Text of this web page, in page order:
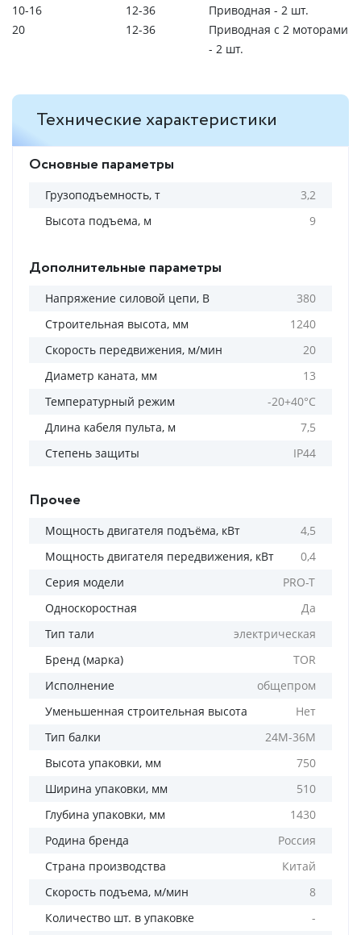
10-16
12-36
Приводная - 2 шт.
20
12-36
Приводная с 2 моторами
- 2 шт.
Технические характеристики
Основные параметры
Грузоподъемность, т
3,2
Высота подъема, м
9
Дополнительные параметры
Напряжение силовой цепи, В
380
Строительная высота, мм
1240
Скорость передвижения, м/мин
20
Диаметр каната, мм
13
Температурный режим
-20+40°С
Длина кабеля пульта, м
7,5
Степень защиты
IP44
Прочее
Мощность двигателя подъёма, кВт
4,5
Мощность двигателя передвижения, кВт
0,4
Серия модели
PRO-T
Односкоростная
Да
Тип тали
электрическая
Бренд (марка)
TOR
Исполнение
общепром
Уменьшенная строительная высота
Нет
Тип балки
24М-36М
Высота упаковки, мм
750
Ширина упаковки, мм
510
Глубина упаковки, мм
1430
Родина бренда
Россия
Страна производства
Китай
Скорость подъема, м/мин
8
Количество шт. в упаковке
-